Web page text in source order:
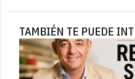
TAMBIÉN TE PUEDE